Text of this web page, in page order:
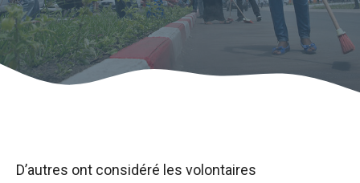
D’autres ont considéré les volontaires